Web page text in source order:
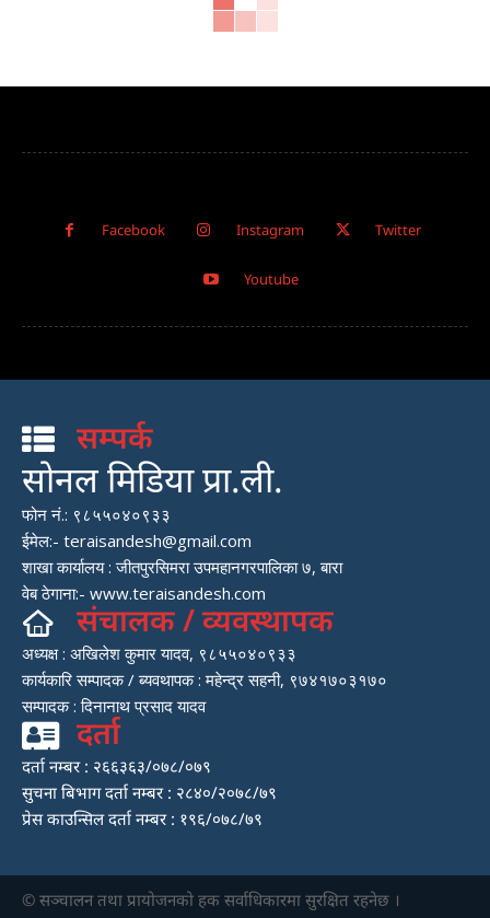
Facebook Instagram Twitter
Youtube
सम्पर्क
सोनल मिडिया प्रा.ली.
फोन नं.: ९८५५०४०९३३
ईमेल:- teraisandesh@gmail.com
शाखा कार्यालय : जीतपुरसिमरा उपमहानगरपालिका ७, बारा
वेब ठेगाना:- www.teraisandesh.com
संचालक / व्यवस्थापक
अध्यक्ष : अखिलेश कुमार यादव, ९८५५०४०९३३
कार्यकारि सम्पादक / ब्यवथापक : महेन्द्र सहनी, ९७४१७०३१७०
सम्पादक : दिनानाथ प्रसाद यादव
दर्ता
दर्ता नम्बर : २६६३६३/०७८/०७९
सुचना बिभाग दर्ता नम्बर : २८४०/२०७८/७९
प्रेस काउन्सिल दर्ता नम्बर : १९६/०७८/७९
© सञ्चालन तथा प्रायाेजनकाे हक सर्वाधिकारमा सुरक्षित रहनेछ ।